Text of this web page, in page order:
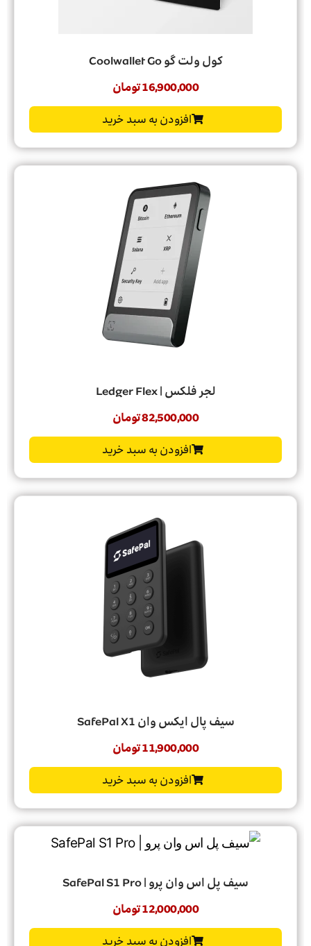
کول ولت گو Coolwallet Go
16,900,000تومان
افزودن به سبد خرید
لجر فلکس | Ledger Flex
82,500,000تومان
افزودن به سبد خرید
سیف پال ایکس وان SafePal X1
11,900,000تومان
افزودن به سبد خرید
سیف پل اس وان پرو | SafePal S1 Pro
12,000,000تومان
افزودن به سبد خرید